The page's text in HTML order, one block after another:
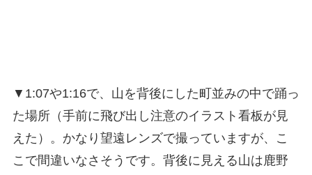
▼1:07や1:16で、山を背後にした町並みの中で踊っ
た場所（手前に飛び出し注意のイラスト看板が見
えた）。かなり望遠レンズで撮っていますが、こ
こで間違いなさそうです。背後に見える山は鹿野